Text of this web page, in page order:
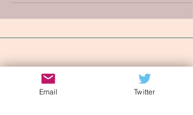
Iscriviti alla mailing list
Email Twitter